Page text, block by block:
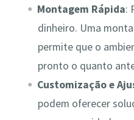
Montagem Rápida:
dinheiro. Uma
permite que o
pronto o quanto
Customização e
podem oferecer